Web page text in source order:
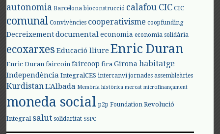
autonomia Barcelona bioconstrucció calafouCIC CIC
comunal Convivències cooperativisme coopfunding
Decreixement documental economia economia solidària
ecoxarxes Educació lliure Enric Duran
Enric Duran faircoin faircoop fira Girona habitatge
Independència IntegralCES intercanvi jornades assembleàries
KurdistanL'Albada Memòria històrica mercat microfinançament
moneda social p2p Foundation Revolució
Integral salut solidaritat SSPC